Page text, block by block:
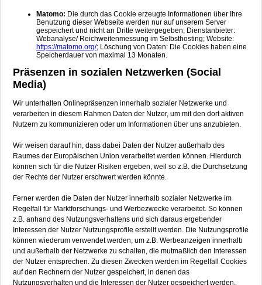
Matomo: Die durch das Cookie erzeugte Informationen über Ihre
Benutzung dieser Webseite werden nur auf unserem Server
gespeichert und nicht an Dritte weitergegeben; Dienstanbieter:
Webanalyse/ Reichweitenmessung im Selbsthosting; Website:
https://matomo.org/; Löschung von Daten: Die Cookies haben eine
Speicherdauer von maximal 13 Monaten.
Präsenzen in sozialen Netzwerken (Social
Media)
Wir unterhalten Onlinepräsenzen innerhalb sozialer Netzwerke und
verarbeiten in diesem Rahmen Daten der Nutzer, um mit den dort aktiven
Nutzern zu kommunizieren oder um Informationen über uns anzubieten.
Wir weisen darauf hin, dass dabei Daten der Nutzer außerhalb des
Raumes der Europäischen Union verarbeitet werden können. Hierdurch
können sich für die Nutzer Risiken ergeben, weil so z.B. die Durchsetzung
der Rechte der Nutzer erschwert werden könnte.
Ferner werden die Daten der Nutzer innerhalb sozialer Netzwerke im
Regelfall für Marktforschungs- und Werbezwecke verarbeitet. So können
z.B. anhand des Nutzungsverhaltens und sich daraus ergebender
Interessen der Nutzer Nutzungsprofile erstellt werden. Die Nutzungsprofile
können wiederum verwendet werden, um z.B. Werbeanzeigen innerhalb
und außerhalb der Netzwerke zu schalten, die mutmaßlich den Interessen
der Nutzer entsprechen. Zu diesen Zwecken werden im Regelfall Cookies
auf den Rechnern der Nutzer gespeichert, in denen das
Nutzungsverhalten und die Interessen der Nutzer gespeichert werden.